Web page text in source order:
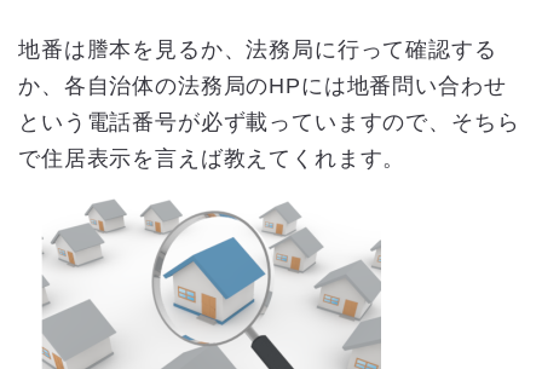
地番は謄本を見るか、法務局に行って確認する
か、各自治体の法務局のHPには地番問い合わせ
という電話番号が必ず載っていますので、そちら
で住居表示を言えば教えてくれます。